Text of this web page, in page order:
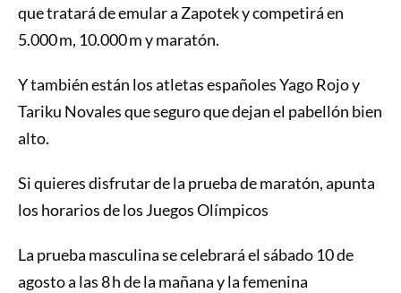
que tratará de emular a Zapotek y competirá en
5.000 m, 10.000 m y maratón.
Y también están los atletas españoles Yago Rojo y
Tariku Novales que seguro que dejan el pabellón bien
alto.
Si quieres disfrutar de la prueba de maratón, apunta
los horarios de los Juegos Olímpicos
La prueba masculina se celebrará el sábado 10 de
agosto a las 8 h de la mañana y la femenina